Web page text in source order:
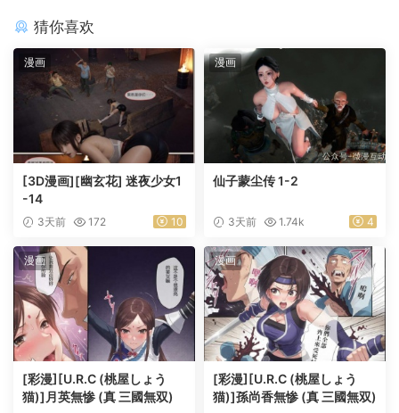
猜你喜欢
漫画
[3D漫画][幽玄花] 迷夜少女1
-14
3天前 172 10
漫画
仙子蒙尘传 1-2
3天前 1.74k 4
漫画
[彩漫][U.R.C (桃屋しょう
猫)]月英無惨 (真 三國無双)
漫画
[彩漫][U.R.C (桃屋しょう
猫)]孫尚香無惨 (真 三國無双)